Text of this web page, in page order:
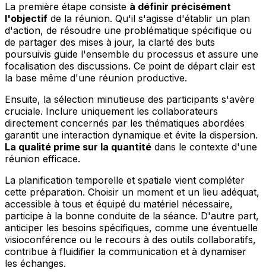
La première étape consiste à définir précisément
l'objectif de la réunion. Qu'il s'agisse d'établir un plan
d'action, de résoudre une problématique spécifique ou
de partager des mises à jour, la clarté des buts
poursuivis guide l'ensemble du processus et assure une
focalisation des discussions. Ce point de départ clair est
la base même d'une réunion productive.
Ensuite, la sélection minutieuse des participants s'avère
cruciale. Inclure uniquement les collaborateurs
directement concernés par les thématiques abordées
garantit une interaction dynamique et évite la dispersion.
La qualité prime sur la quantité dans le contexte d'une
réunion efficace.
La planification temporelle et spatiale vient compléter
cette préparation. Choisir un moment et un lieu adéquat,
accessible à tous et équipé du matériel nécessaire,
participe à la bonne conduite de la séance. D'autre part,
anticiper les besoins spécifiques, comme une éventuelle
visioconférence ou le recours à des outils collaboratifs,
contribue à fluidifier la communication et à dynamiser
les échanges.